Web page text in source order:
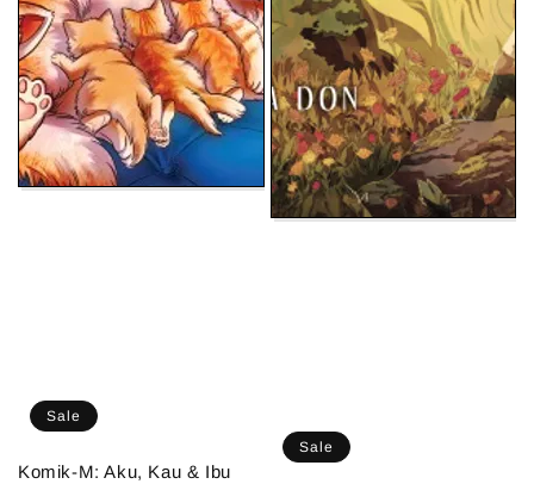
Sale
Komik-M: Aku, Kau & Ibu
Sale